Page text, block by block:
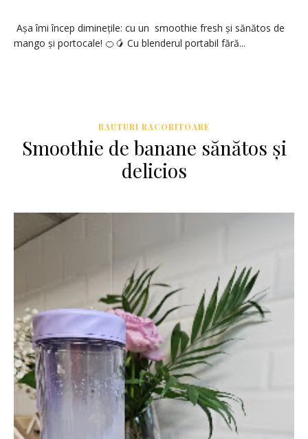
Așa îmi încep diminețile: cu un smoothie fresh și sănătos de
mango și portocale! 🍊🥭 Cu blenderul portabil fără...
BAUTURI RACORITOARE
Smoothie de banane sănătos și
delicios